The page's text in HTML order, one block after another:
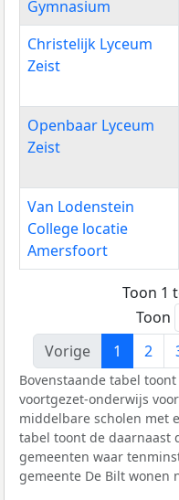
Gymnasium
Christelijk Lyceum
Zeist
Openbaar Lyceum
Zeist
Van Lodenstein
College locatie
Amersfoort
Toon 1
Toon
Vorige
1 2
Bovenstaande tabel
voortgezet-onderwijs
middelbare scholen met
tabel toont de daarnaast
gemeenten waar
gemeente De Bilt wonen